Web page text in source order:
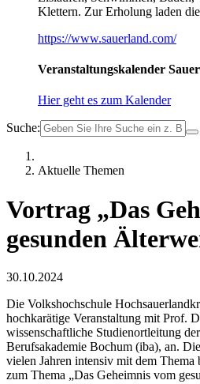
Klettern. Zur Erholung laden
https://www.sauerland.com/
Veranstaltungskalender
Hier geht es zum Kalender
Suche:
Aktuelle Themen
Vortrag „Das
gesunden
30.10.2024
Die Volkshochschule
hochkarätige Veranstaltung mit Prof.
wissenschaftliche Studienortleitung
Berufsakademie Bochum (iba), an.
vielen Jahren intensiv mit dem Thema
zum Thema „Das Geheimnis vom